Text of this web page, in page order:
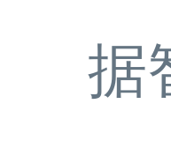
据